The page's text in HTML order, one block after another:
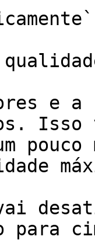
e a
Isso
para